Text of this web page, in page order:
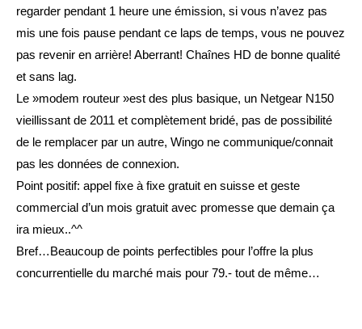
regarder pendant 1 heure une émission, si vous n’avez pas
mis une fois pause pendant ce laps de temps, vous ne pouvez
pas revenir en arrière! Aberrant! Chaînes HD de bonne qualité
et sans lag.
Le »modem routeur »est des plus basique, un Netgear N150
vieillissant de 2011 et complètement bridé, pas de possibilité
de le remplacer par un autre, Wingo ne communique/connait
pas les données de connexion.
Point positif: appel fixe à fixe gratuit en suisse et geste
commercial d’un mois gratuit avec promesse que demain ça
ira mieux..^^
Bref…Beaucoup de points perfectibles pour l’offre la plus
concurrentielle du marché mais pour 79.- tout de même…